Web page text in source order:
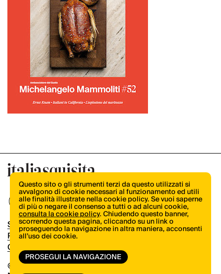
© Copyright 2026.Vertical.it
Shop
Pubblicità
Contatti
Questo sito o gli strumenti terzi da questo utilizzati si
avvalgono di cookie necessari al funzionamento ed utili
alle finalità illustrate nella cookie policy. Se vuoi saperne
di più o negare il consenso a tutti o ad alcuni cookie,
consulta la cookie policy. Chiudendo questo banner,
scorrendo questa pagina, cliccando su un link o
proseguendo la navigazione in altra maniera, acconsenti
all’uso dei cookie.
PROSEGUI LA NAVIGAZIONE